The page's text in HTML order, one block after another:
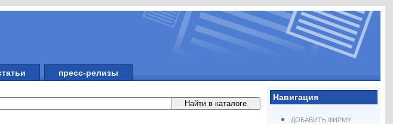
пресс-релизы
Навигация
ДОБАВИТЬ ФИРМУ